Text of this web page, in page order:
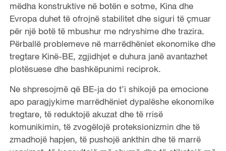
mëdha konstruktive në botën e sotme, Kina dhe
Evropa duhet të ofrojnë stabilitet dhe siguri të çmuar
për një botë të mbushur me ndryshime dhe trazira.
Përballë problemeve në marrëdhëniet ekonomike dhe
tregtare Kinë-BE, zgjidhjet e duhura janë avantazhet
plotësuese dhe bashkëpunimi reciprok.
Ne shpresojmë që BE-ja do t’i shikojë pa emocione
apo paragjykime marrëdhëniet dypalëshe ekonomike
tregtare, të reduktojë akuzat dhe të rrisë
komunikimin, të zvogëlojë proteksionizmin dhe të
zmadhojë hapjen, të pushojë ankthin dhe të marrë